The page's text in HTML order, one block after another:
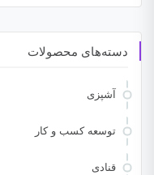
دسته‌های محصولات
آشپزی
توسعه کسب و کار
قنادی